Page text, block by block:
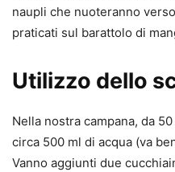
naupli che nuoteranno
praticati sul barattolo di
Utilizzo dello
Nella nostra campana, da
circa 500 ml di acqua (va
Vanno aggiunti due